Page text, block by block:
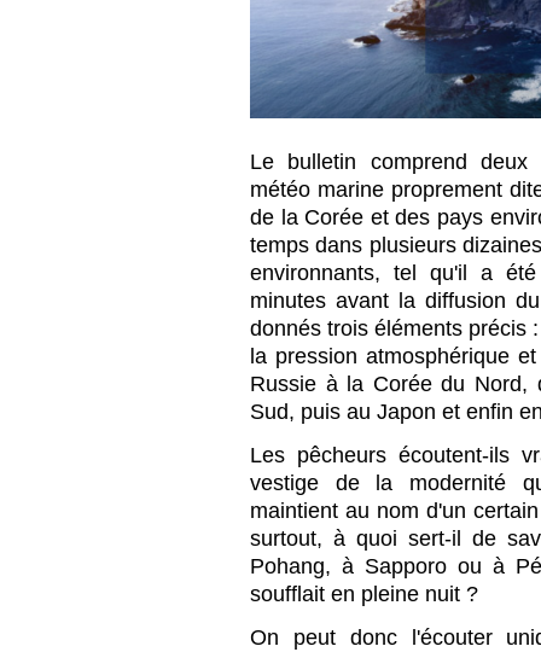
Le bulletin comprend
météo marine proprement
de la Corée et des pays
temps dans plusieurs
environnants, tel qu'il a
minutes avant la diffusion
donnés trois éléments précis
la pression atmosphérique
Russie à la Corée du
Sud, puis au Japon et enfin
Les pêcheurs écoutent-ils
vestige de la modernité
maintient au nom d'un
surtout, à quoi sert-il de
Pohang, à Sapporo ou à
soufflait en pleine nuit ?
On peut donc l'écouter